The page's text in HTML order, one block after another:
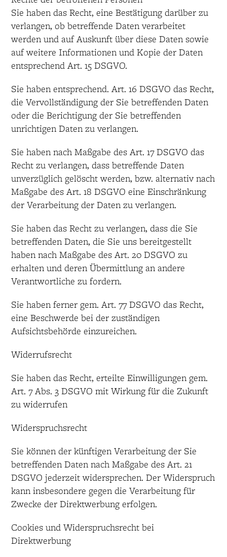
Sie haben das Recht, eine Bestätigung darüber zu
verlangen, ob betreffende Daten verarbeitet
werden und auf Auskunft über diese Daten sowie
auf weitere Informationen und Kopie der Daten
entsprechend Art. 15 DSGVO.
Sie haben entsprechend. Art. 16 DSGVO das Recht,
die Vervollständigung der Sie betreffenden Daten
oder die Berichtigung der Sie betreffenden
unrichtigen Daten zu verlangen.
Sie haben nach Maßgabe des Art. 17 DSGVO das
Recht zu verlangen, dass betreffende Daten
unverzüglich gelöscht werden, bzw. alternativ nach
Maßgabe des Art. 18 DSGVO eine Einschränkung
der Verarbeitung der Daten zu verlangen.
Sie haben das Recht zu verlangen, dass die Sie
betreffenden Daten, die Sie uns bereitgestellt
haben nach Maßgabe des Art. 20 DSGVO zu
erhalten und deren Übermittlung an andere
Verantwortliche zu fordern.
Sie haben ferner gem. Art. 77 DSGVO das Recht,
eine Beschwerde bei der zuständigen
Aufsichtsbehörde einzureichen.
Widerrufsrecht
Sie haben das Recht, erteilte Einwilligungen gem.
Art. 7 Abs. 3 DSGVO mit Wirkung für die Zukunft
zu widerrufen
Widerspruchsrecht
Sie können der künftigen Verarbeitung der Sie
betreffenden Daten nach Maßgabe des Art. 21
DSGVO jederzeit widersprechen. Der Widerspruch
kann insbesondere gegen die Verarbeitung für
Zwecke der Direktwerbung erfolgen.
Cookies und Widerspruchsrecht bei
Direktwerbung